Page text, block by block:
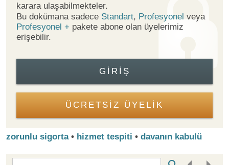
karara ulaşabilmekteler.
Bu dokümana sadece Standart, Profesyonel veya
Profesyonel + pakete abone olan üyelerimiz
erişebilir.
GIRIŞ
ÜCRETSİZ ÜYELİK
zorunlu sigorta• hizmet tespiti • davanın kabulü